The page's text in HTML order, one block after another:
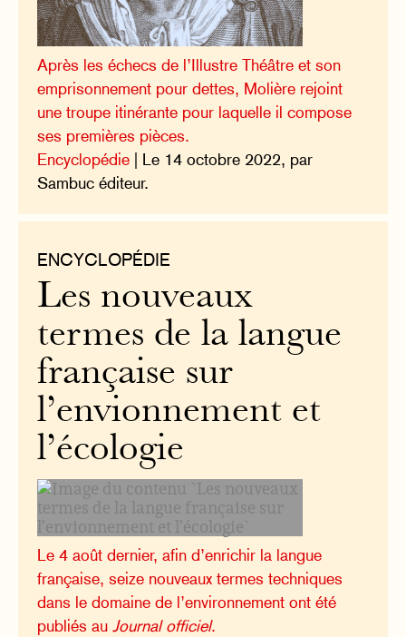
Après les échecs de l’Illustre Théâtre et son
emprisonnement pour dettes, Molière rejoint
une troupe itinérante pour laquelle il compose
ses premières pièces.
Encyclopédie | Le 14 octobre 2022, par
Sambuc éditeur.
ENCYCLOPÉDIE
Les nouveaux
termes de la langue
française sur
l’envionnement et
l’écologie
Le 4 août dernier, afin d’enrichir la langue
française, seize nouveaux termes techniques
dans le domaine de l’environnement ont été
publiés auJournal officiel.